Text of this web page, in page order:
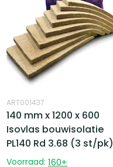
ART001437
140 mm x 1200 x 600
Isovlas bouwisolatie
PL140 Rd 3.68 (3 st/pk)
Voorraad: 160+